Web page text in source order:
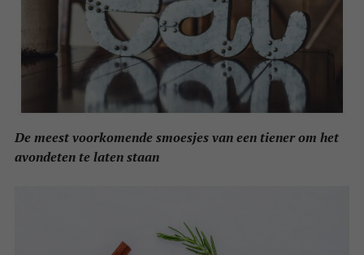
De meest voorkomende smoesjes van een tiener om het
avondeten te laten staan